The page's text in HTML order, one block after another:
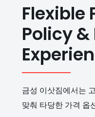
Flexible
Policy &
금성 이삿짐에서는
맞춰 타당한 가격 옵